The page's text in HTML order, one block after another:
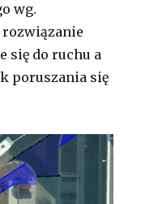
wg.
rozwiązanie
się do ruchu a
poruszania się